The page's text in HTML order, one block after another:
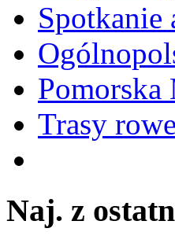
Spotkanie
Pomorska
Trasy
Naj. z